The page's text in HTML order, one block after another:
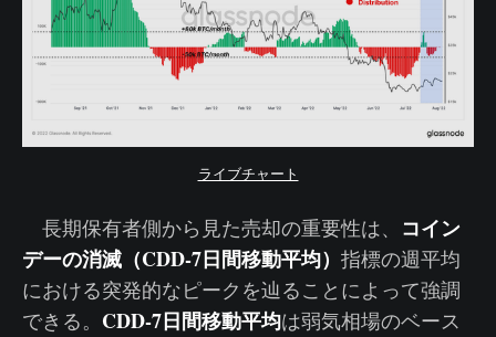
ライブチャート
長期保有者側から見た売却の重要性は、 コイン
デーの消滅（CDD-7日間移動平均） 指標の週平均
における突発的なピークを辿ることによって強調
できる。 CDD-7日間移動平均は弱気相場のベース